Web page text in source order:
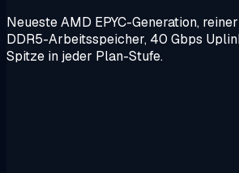
Neueste AMD EPYC-Generation,
DDR5-Arbeitsspeicher, 40 Gbps
Spitze in jeder Plan-Stufe.